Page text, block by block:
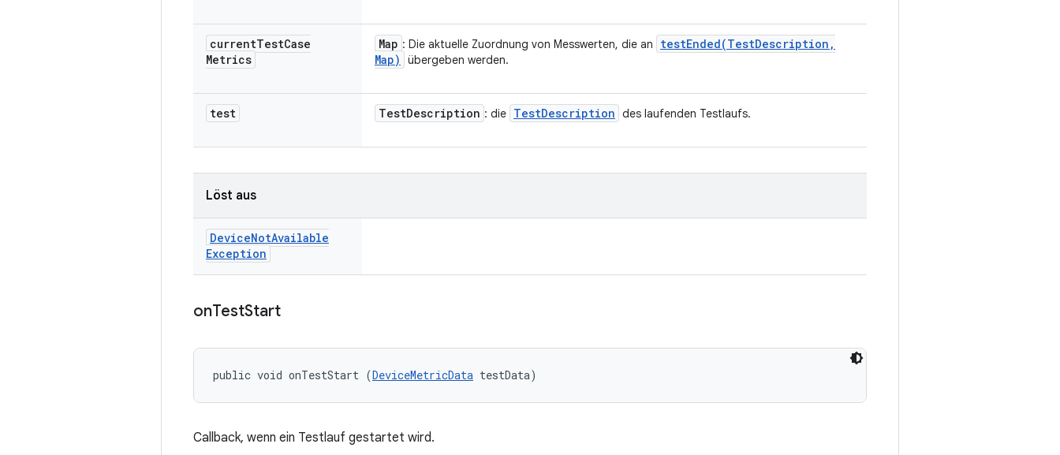
currentTestCase
Metrics
Map : Die aktuelle Zuordnung von Messwerten, die an testEnded(TestDescription ,
Map)
übergeben werden.
test TestDescription : die TestDescription des laufenden Testlaufs.
Löst aus
DeviceNotAvailable
Exception
onTestStart
public void onTestStart (DeviceMetricData testData)
Callback, wenn ein Testlauf gestartet wird.